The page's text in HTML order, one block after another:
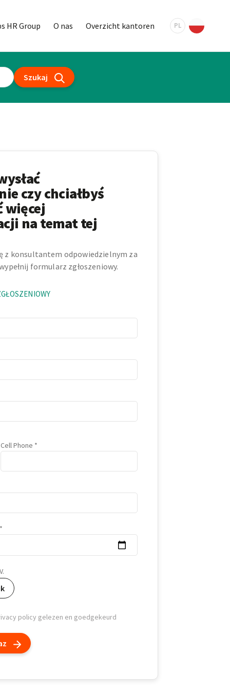
HR Group O nas Overzicht kantoren PL
Szukaj
czy chciałbyś
więcej
na temat tej
z konsultantem odpowiedzielnym za
formularz zgłoszeniowy.
Cell Phone
policy gelezen en goedgekeurd